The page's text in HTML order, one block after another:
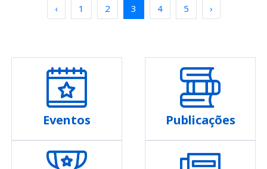
‹ 1 2 3 4 5 ›
Eventos Publicações